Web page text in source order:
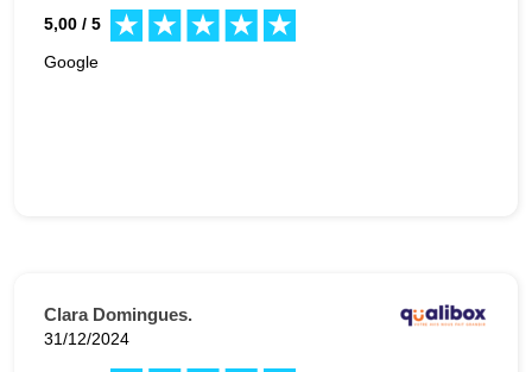
5,00 / 5
Google
Clara Domingues.
31/12/2024